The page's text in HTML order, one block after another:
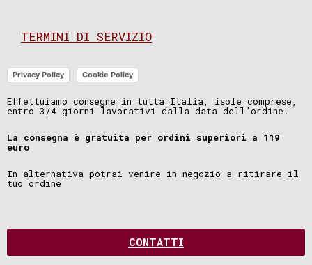
TERMINI DI SERVIZIO
Privacy Policy Cookie Policy
Effettuiamo consegne in tutta Italia, isole comprese,
entro 3/4 giorni lavorativi dalla data dell’ordine.
La consegna è gratuita per ordini superiori a 119
euro
In alternativa potrai venire in negozio a ritirare il
tuo ordine
CONTATTI